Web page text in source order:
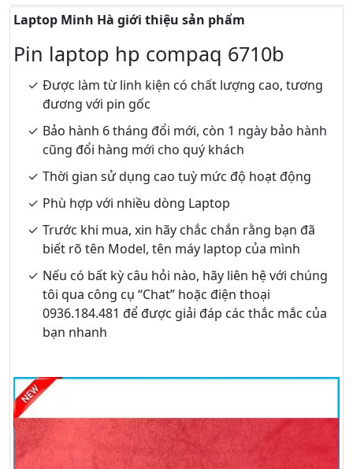
Laptop Minh Hà giới thiệu sản phẩm
Pin laptop hp compaq 6710b
Được làm từ linh kiện có chất lượng cao, tương
đương với pin gốc
Bảo hành 6 tháng đổi mới, còn 1 ngày bảo hành
cũng đổi hàng mới cho quý khách
Thời gian sử dụng cao tuỳ mức độ hoạt động
Phù hợp với nhiều dòng Laptop
Trước khi mua, xin hãy chắc chắn rằng bạn đã
biết rõ tên Model, tên máy laptop của mình
Nếu có bất kỳ câu hỏi nào, hãy liên hệ với chúng
tôi qua công cụ “Chat” hoặc điện thoại
0936.184.481 để được giải đáp các thắc mắc của
bạn nhanh